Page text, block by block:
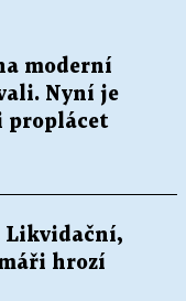
moderní
Nyní je
proplácet
Likvidační,
hrozí